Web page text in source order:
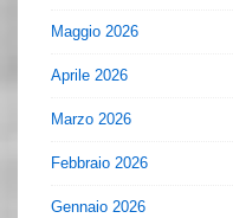
Maggio 2026
Aprile 2026
Marzo 2026
Febbraio 2026
Gennaio 2026